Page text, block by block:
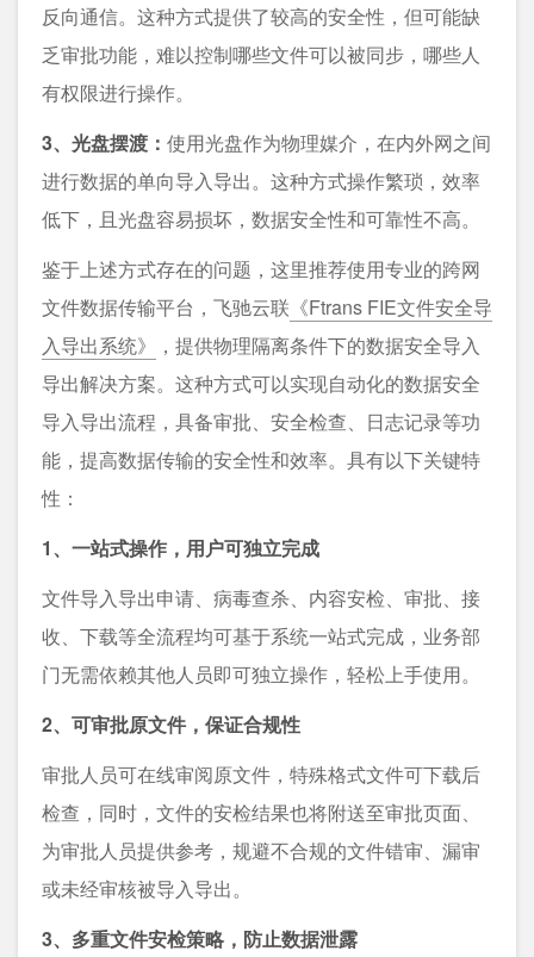
反向通信。这种方式提供了较高的安全性，但可能缺
乏审批功能，难以控制哪些文件可以被同步，哪些人
有权限进行操作。
3、光盘摆渡： 使用光盘作为物理媒介，在内外网之间
进行数据的单向导入导出。这种方式操作繁琐，效率
低下，且光盘容易损坏，数据安全性和可靠性不高。
鉴于上述方式存在的问题，这里推荐使用专业的跨网
文件数据传输平台，飞驰云联 《Ftrans FIE文件安全导
入导出系统》
，提供物理隔离条件下的数据安全导入
导出解决方案。这种方式可以实现自动化的数据安全
导入导出流程，具备审批、安全检查、日志记录等功
能，提高数据传输的安全性和效率。具有以下关键特
性：
1、一站式操作，用户可独立完成
文件导入导出申请、病毒查杀、内容安检、审批、接
收、下载等全流程均可基于系统一站式完成，业务部
门无需依赖其他人员即可独立操作，轻松上手使用。
2、可审批原文件，保证合规性
审批人员可在线审阅原文件，特殊格式文件可下载后
检查，同时，文件的安检结果也将附送至审批页面、
为审批人员提供参考，规避不合规的文件错审、漏审
或未经审核被导入导出。
3、多重文件安检策略，防止数据泄露